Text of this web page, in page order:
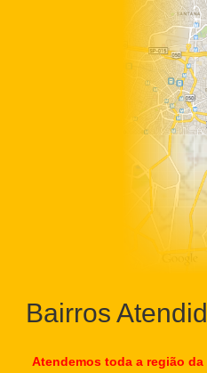
Bairros
Atendemos toda a região